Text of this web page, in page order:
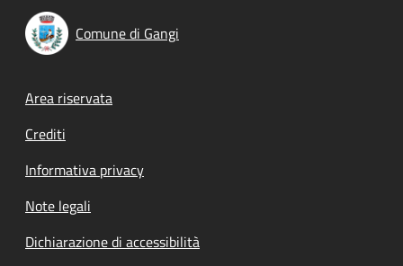
Comune di Gangi
Footer menu
Area riservata
Crediti
Informativa privacy
Note legali
Dichiarazione di accessibilità